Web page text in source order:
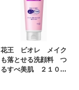
花王 ビオレ メイク
も落とせる洗顔料 つ
るすべ美肌 ２１０...